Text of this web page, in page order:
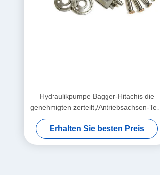
Hydraulikpumpe Bagger-Hitachis die
genehmigten zerteilt,/Antriebsachsen-Teile
ISO9001
Erhalten Sie besten Preis